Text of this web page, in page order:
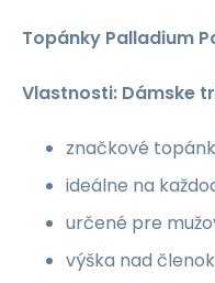
Topánky Palladium
Vlastnosti: Dámske
značkové
ideálne na
určené pre
výška nad členok